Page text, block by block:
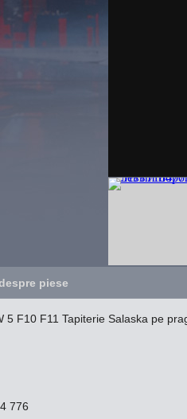
piese
5 F10 F11 Tapiterie Salaska pe
776